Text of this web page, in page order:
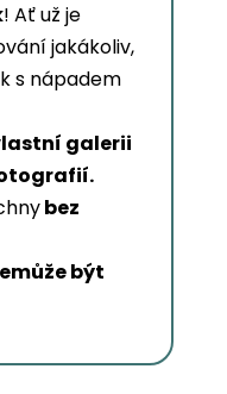
! Ať už je
jakákoliv,
s nápadem
galerii
bez
být